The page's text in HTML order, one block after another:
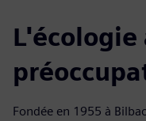
Fondée en 1955 à